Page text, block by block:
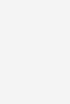
industrieller
am schnellsten
vielen Unternehmen
sondern
Trocknung,
vor der Frage, wie